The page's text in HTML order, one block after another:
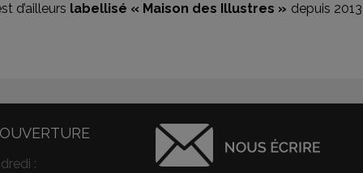
d’ailleurs labellisé « Maison des Illustres » depuis 2013
: